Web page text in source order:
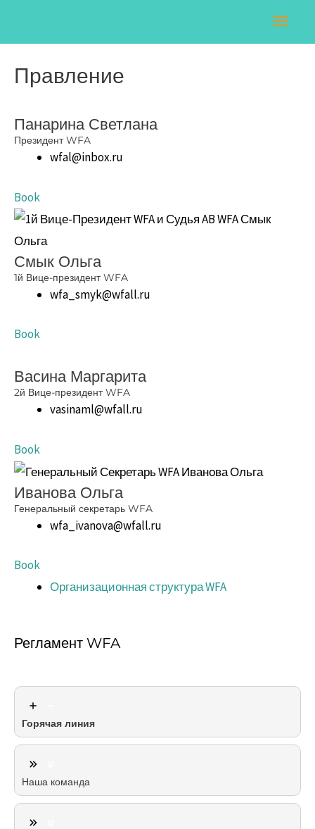
Правление
Панарина Светлана
Президент WFA
wfal@inbox.ru
Book
Смык Ольга
1й Вице-президент WFA
wfa_smyk@wfall.ru
Book
Васина Маргарита
2й Вице-президент WFA
vasinaml@wfall.ru
Book
Иванова Ольга
Генеральный секретарь WFA
wfa_ivanova@wfall.ru
Book
Организационная структура WFA
Регламент WFA
Горячая линия
Наша команда